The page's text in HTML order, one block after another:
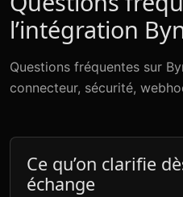
l’intégration
Questions fréquentes sur
connecteur, sécurité,
Ce qu’on clarifie
échange